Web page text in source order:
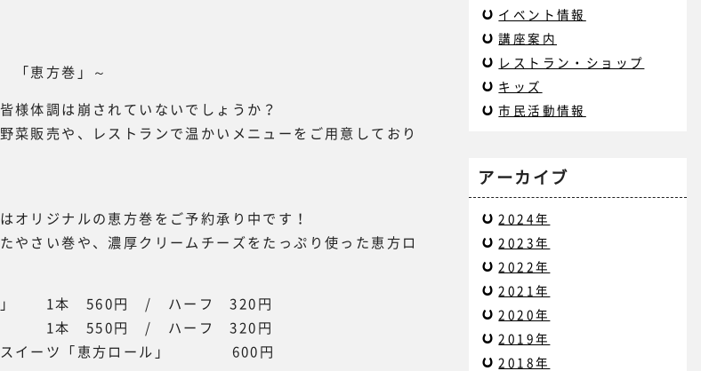
「恵方巻」～
様体調は崩されていないでしょうか？
菜販売や、レストランで温かいメニューをご用意しており
オリジナルの恵方巻をご予約承り中です！
やさい巻や、濃厚クリームチーズをたっぷり使った恵方ロ
巻」 1本 560円 / ハーフ 320円
1本 550円 / ハーフ 320円
スイーツ「恵方ロール」 600円
イベント情報
講座案内
レストラン・ショップ
キッズ
市民活動情報
アーカイブ
2024年
2023年
2022年
2021年
2020年
2019年
2018年